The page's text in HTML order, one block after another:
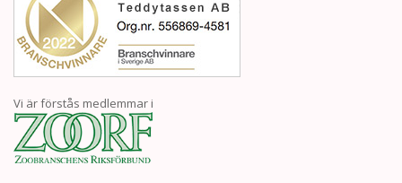
Vi är förstås medlemmar i